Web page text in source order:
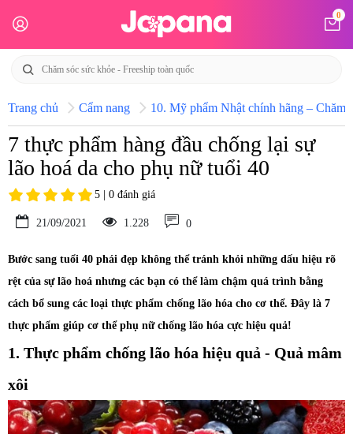
0
Trang chủ Cẩm nang 10. Mỹ phẩm Nhật chính hãng – Chăm
7 thực phẩm hàng đầu chống lại sự
lão hoá da cho phụ nữ tuổi 40
5 | 0 đánh giá
21/09/2021 1.228 0
Bước sang tuổi 40 phái đẹp không thể tránh khỏi những dấu hiệu rõ
rệt của sự lão hoá nhưng các bạn có thể làm chậm quá trình bằng
cách bổ sung các loại thực phẩm chống lão hóa cho cơ thể. Đây là 7
thực phẩm giúp cơ thể phụ nữ chống lão hóa cực hiệu quả!
1. Thực phẩm chống lão hóa hiệu quả - Quả mâm
xôi